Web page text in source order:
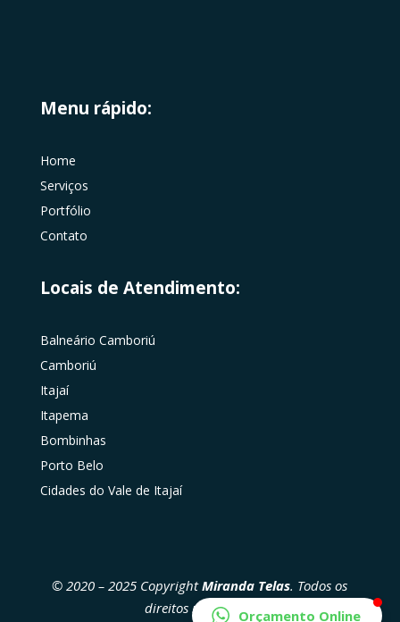
Menu rápido:
Home
Serviços
Portfólio
Contato
Locais de Atendimento:
Balneário Camboriú
Camboriú
Itajaí
Itapema
Bombinhas
Porto Belo
Cidades do Vale de Itajaí
© 2020 – 2025 CopyrightMiranda Telas. Todos os
direitos reservadosOrçamento Online